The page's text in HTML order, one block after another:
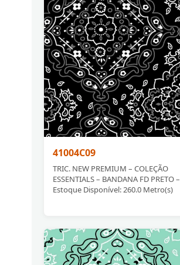
41004C09
TRIC. NEW PREMIUM – COLEÇÃO
ESSENTIALS – BANDANA FD PRETO –
Estoque Disponível: 260.0 Metro(s)